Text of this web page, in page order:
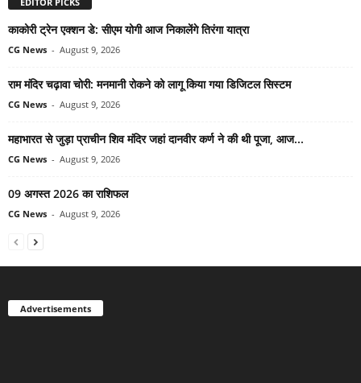
काकोरी ट्रेन एक्शन डे: सीएम योगी आज निकालेंगे तिरंगा यात्रा
CG News - August 9, 2026
राम मंदिर चढ़ावा चोरी: मनमानी रोकने को लागू किया गया डिजिटल सिस्टम
CG News - August 9, 2026
महाभारत से जुड़ा प्राचीन शिव मंदिर जहां दानवीर कर्ण ने की थी पूजा, आज...
CG News - August 9, 2026
09 अगस्त 2026 का राशिफल
CG News - August 9, 2026
Advertisements